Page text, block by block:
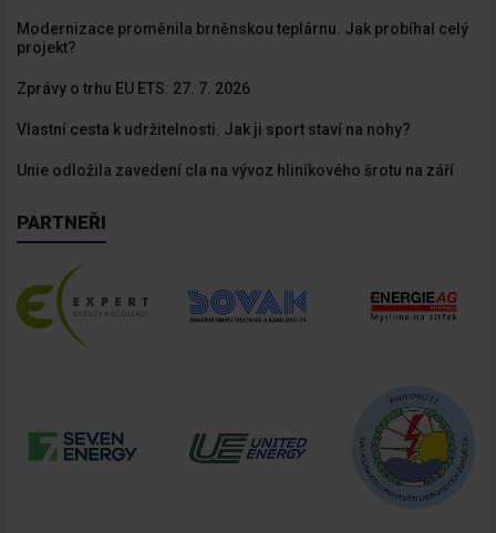
Modernizace proměnila brněnskou teplárnu. Jak probíhal celý
projekt?
Zprávy o trhu EU ETS: 27. 7. 2026
Vlastní cesta k udržitelnosti. Jak ji sport staví na nohy?
Unie odložila zavedení cla na vývoz hliníkového šrotu na září
PARTNEŘI